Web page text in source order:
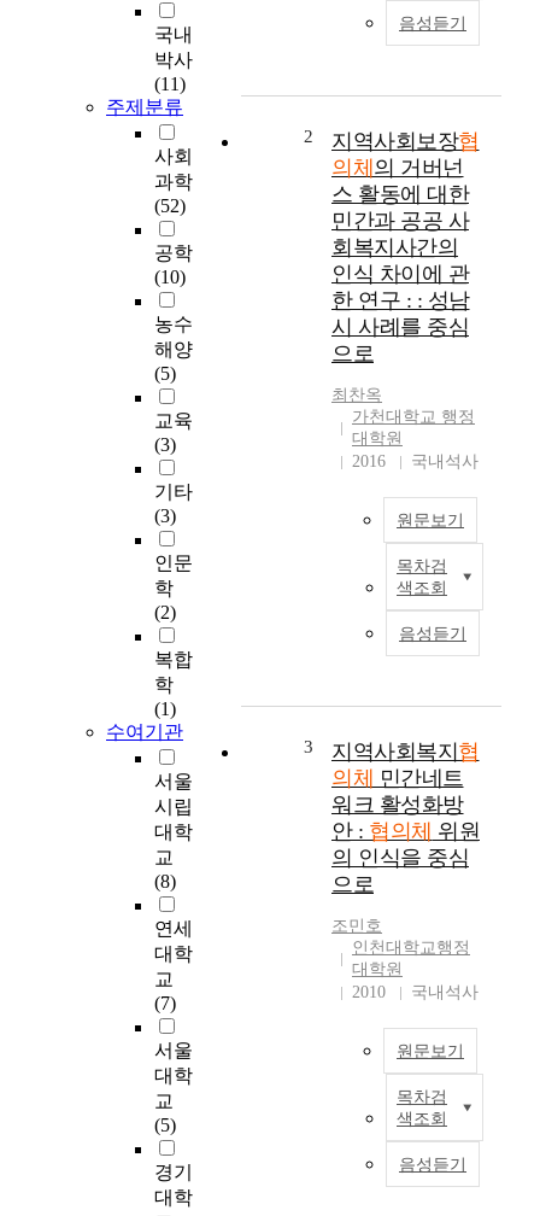
국내
박사
(11)
주제분류
사회
과학
(52)
공학
(10)
농수
해양
(5)
교육
(3)
기타
(3)
인문
학
(2)
복합
학
(1)
수여기관
서울
시립
대학
교
(8)
연세
대학
교
(7)
서울
대학
교
(5)
경기
대학
음성듣기
e
2 지역사회보장협
의체 의 거버넌
스 활동에 대한
민간과 공공 사
회복지사간의
인식 차이에 관
한 연구 : : 성남
시 사례를 중심
으로
최찬옥
가천대학교 행정
대학원
2016
국내석사
원문보기
목차검
색조회
음성듣기
3 지역사회복지 협
의체
민간네트
워크 활성화방
안 : 협의체 위원
의 인식을 중심
으로
조민호
인천대학교행정
대학원
2010
국내석사
원문보기
목차검
색조회
음성듣기